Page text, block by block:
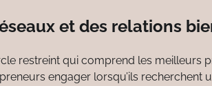
et des relations
restreint qui comprend les meilleurs
engager lorsqu’ils recherchent